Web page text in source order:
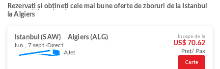
Rezervați și obțineți cele mai bune oferte de zboruri de la Istanbul
la Algiers
Istanbul (SAW) Algiers (ALG)
lun., 7 sept. Direct
AJet
Începe de la
US$ 70.62
Preț/ Pax
Carte